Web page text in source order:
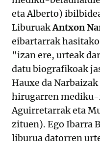
eta Alberto)
LiburuakAntxon
eibartarrak
"izan ere, urteak
datu biografikoak
Hauxe da
hirugarren
Aguirretarrak eta
zituen). Ego Ibarra
liburua datorren